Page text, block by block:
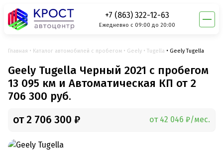
+7 (863) 322-12-63
Ежедневно с 09:00 до 20:00
Главная Каталог автомобилей с пробегом Geely Tugella Geely Tugella
Geely Tugella Черный 2021 с пробегом
13 095 км и Автоматическая КП от 2
706 300 руб.
от 2 706 300 ₽ от 42 046 ₽/мес.